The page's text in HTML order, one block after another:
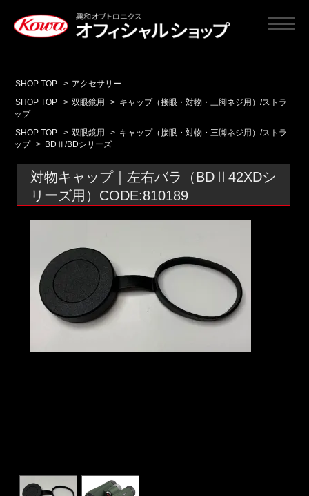
SHOP TOP > アクセサリー
SHOP TOP
> 双眼鏡用 > キャップ（接眼・対物・三脚ネジ用）/ストラ
ップ
SHOP TOP
> 双眼鏡用 > キャップ（接眼・対物・三脚ネジ用）/ストラ
ップ > BDⅡ/BDシリーズ
対物キャップ｜左右バラ（BDⅡ42XDシ
リーズ用）CODE:810189